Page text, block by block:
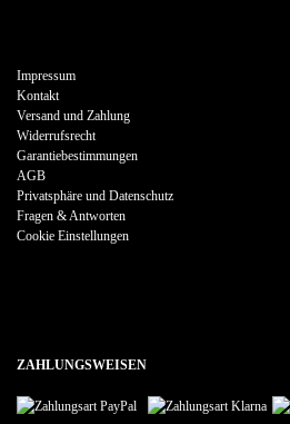
Impressum
Kontakt
Versand und Zahlung
Widerrufsrecht
Garantiebestimmungen
AGB
Privatsphäre und Datenschutz
Fragen & Antworten
Cookie Einstellungen
ZAHLUNGSWEISEN